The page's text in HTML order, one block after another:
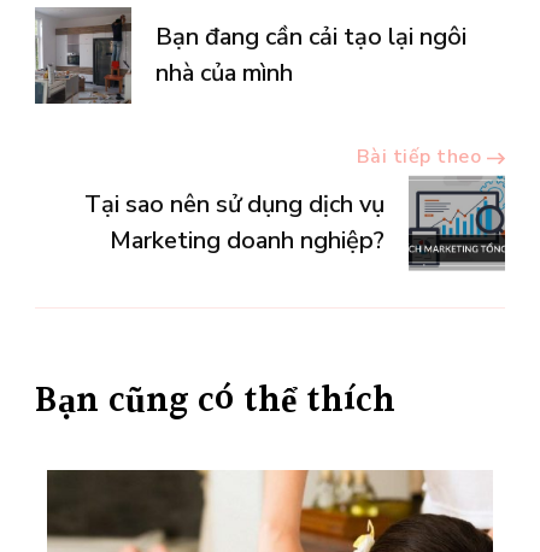
hướng
viết
Bạn đang cần cải tạo lại ngôi
nhà của mình
Bài tiếp theo
Tại sao nên sử dụng dịch vụ
Marketing doanh nghiệp?
Bạn cũng có thể thích